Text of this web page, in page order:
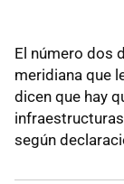
El número dos
meridiana que
dicen que hay
según